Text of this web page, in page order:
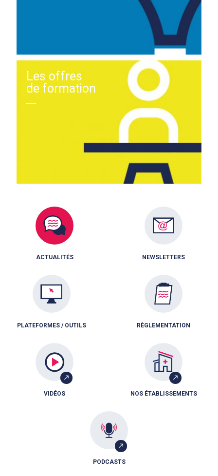
Les offres
de formation
ACTUALITÉS NEWSLETTERS
PLATEFORMES / OUTILS RÈGLEMENTATION
VIDÉOS NOS ÉTABLISSEMENTS
PODCASTS